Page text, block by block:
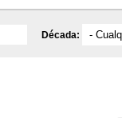
Década: